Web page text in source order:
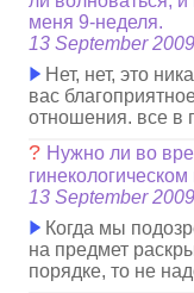
меня 9-неделя.
13 September
Нет, нет, это
вас
отношения. все в
? Нужно ли во
гинекологическом
13 September
Когда мы
на предмет
порядке, то не